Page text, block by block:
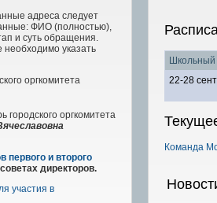
адреса следует
ФИО (полностью),
и суть обращения.
указать
оргкомитета
городского оргкомитета
первого и второго
директоров.
участия в
Школьный
22-28
Команда